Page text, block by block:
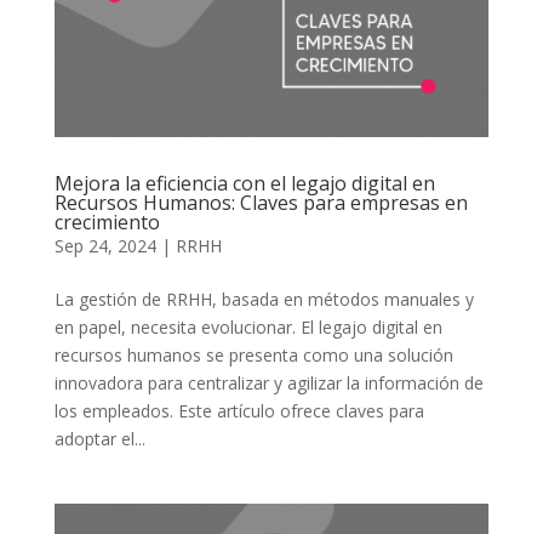
Mejora la eficiencia con el legajo digital en
Recursos Humanos: Claves para empresas en
crecimiento
Sep 24, 2024| RRHH
La gestión de RRHH, basada en métodos manuales y
en papel, necesita evolucionar. El legajo digital en
recursos humanos se presenta como una solución
innovadora para centralizar y agilizar la información de
los empleados. Este artículo ofrece claves para
adoptar el...